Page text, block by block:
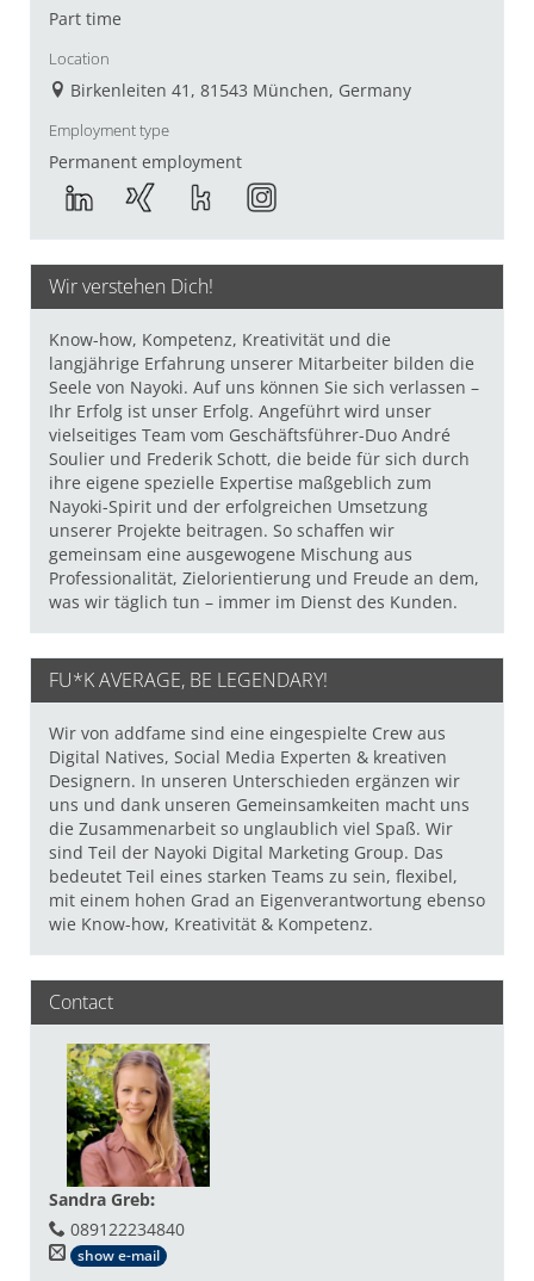
Part time
Location
Birkenleiten 41, 81543 München, Germany
Employment type
Permanent employment
Wir verstehen Dich!
Know-how, Kompetenz, Kreativität und die
langjährige Erfahrung unserer Mitarbeiter bilden die
Seele von Nayoki. Auf uns können Sie sich verlassen –
Ihr Erfolg ist unser Erfolg. Angeführt wird unser
vielseitiges Team vom Geschäftsführer-Duo André
Soulier und Frederik Schott, die beide für sich durch
ihre eigene spezielle Expertise maßgeblich zum
Nayoki-Spirit und der erfolgreichen Umsetzung
unserer Projekte beitragen. So schaffen wir
gemeinsam eine ausgewogene Mischung aus
Professionalität, Zielorientierung und Freude an dem,
was wir täglich tun – immer im Dienst des Kunden.
FU*K AVERAGE, BE LEGENDARY!
Wir von addfame sind eine eingespielte Crew aus
Digital Natives, Social Media Experten & kreativen
Designern. In unseren Unterschieden ergänzen wir
uns und dank unseren Gemeinsamkeiten macht uns
die Zusammenarbeit so unglaublich viel Spaß. Wir
sind Teil der Nayoki Digital Marketing Group. Das
bedeutet Teil eines starken Teams zu sein, flexibel,
mit einem hohen Grad an Eigenverantwortung ebenso
wie Know-how, Kreativität & Kompetenz.
Contact
Sandra Greb:
089122234840
show e-mail